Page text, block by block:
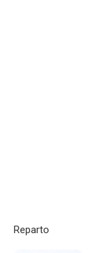
Reparto